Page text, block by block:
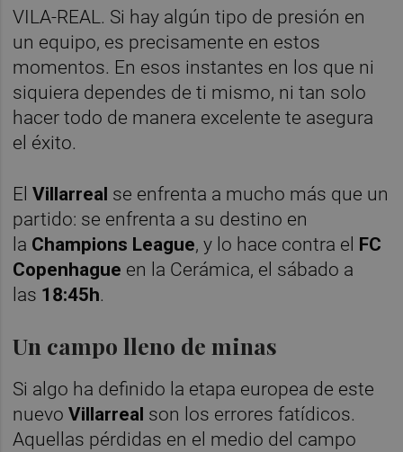
VILA-REAL. Si hay algún tipo de presión en
un equipo, es precisamente en estos
momentos. En esos instantes en los que ni
siquiera dependes de ti mismo, ni tan solo
hacer todo de manera excelente te asegura
el éxito.
ElVillarreal se enfrenta a mucho más que un
partido: se enfrenta a su destino en
la Champions League, y lo hace contra el FC
Copenhague en la Cerámica, el sábado a
las 18:45h.
Un campo lleno de minas
Si algo ha definido la etapa europea de este
nuevoVillarreal son los errores fatídicos.
Aquellas pérdidas en el medio del campo